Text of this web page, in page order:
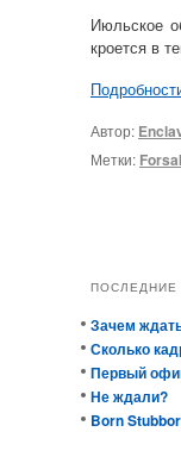
Июльское
кроется в
Автор:
Метки:
ПОСЛЕДНИЕ
Зачем
Сколько
Первый
Не ждали?
Born